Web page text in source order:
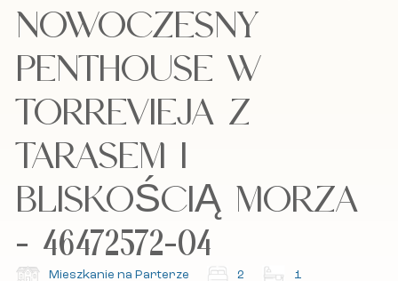
Bel mij terug
Akceptuję politykę cookies, politykę
Zapisz się do naszego newslettera.
Bel mij terug
Akceptuję politykę cookies, politykę
Zapisz się do naszego newslettera.
NOWOCZESNY
PENTHOUSE W
TORREVIEJA Z
TARASEM I
BLISKOŚCIĄ MORZA
- 46472572-04
Mieszkanie na Parterze 2
1